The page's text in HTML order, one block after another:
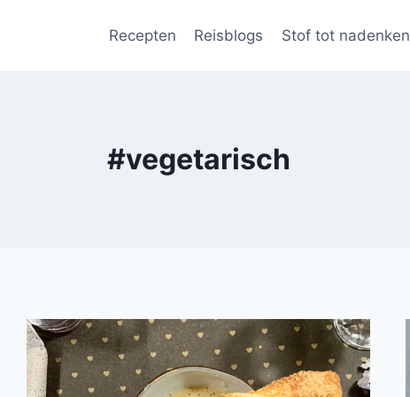
Recepten Reisblogs Stof tot nadenken
#vegetarisch